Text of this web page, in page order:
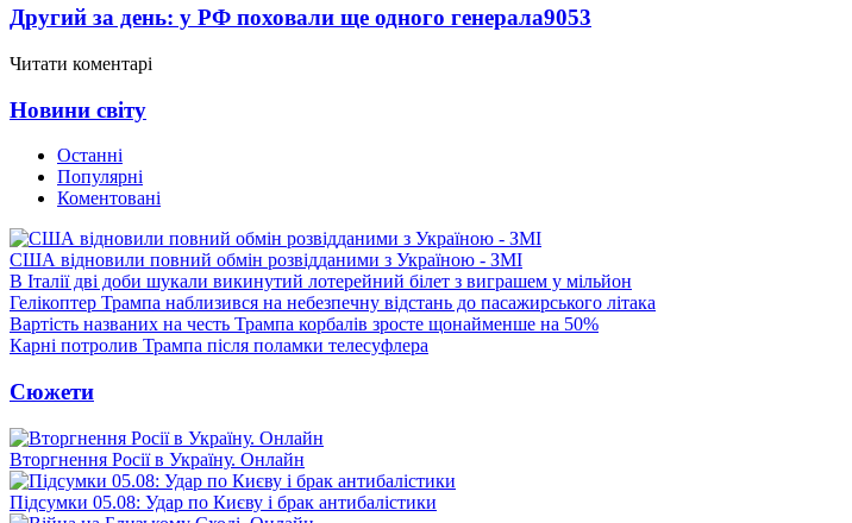
Другий за день: у РФ поховали ще одного генерала9053
Читати коментарі
Новини світу
Останні
Популярні
Коментовані
США відновили повний обмін розвідданими з Україною - ЗМІ
В Італії дві доби шукали викинутий лотерейний білет з виграшем у мільйон
Гелікоптер Трампа наблизився на небезпечну відстань до пасажирського літака
Вартість названих на честь Трампа корбалів зросте щонайменше на 50%
Карні потролив Трампа після поламки телесуфлера
Сюжети
Вторгнення Росії в Україну. Онлайн
Підсумки 05.08: Удар по Києву і брак антибалістики